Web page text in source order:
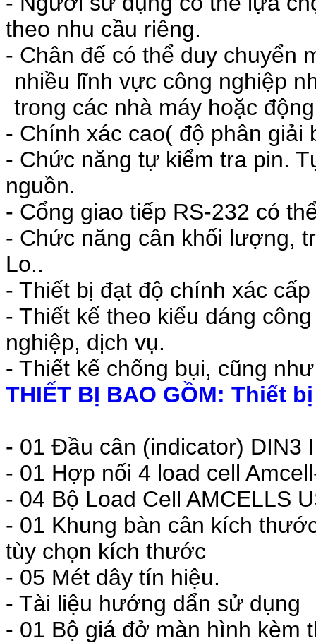
theo nhu cầu riêng.
- Chân đế có thể duy chuyển
nhiều lĩnh vực công nghiệp
trong các nhà máy hoặc
- Chính xác cao( độ phân giải
- Chức năng tự kiểm tra pin.
nguồn.
- Cổng giao tiếp RS-232 có
- Chức năng cân khối lượng,
Lo..
- Thiết bị đạt độ chính xác
- Thiết kế theo kiểu dáng
nghiệp, dịch vụ.
- Thiết kế chống bụi, cũng
THIẾT BỊ BAO GỒM: Thiết
- 01 Đầu cân (indicator) DIN3
- 01 Hợp nối 4 load cell
- 04 Bộ Load Cell AMCELLS
- 01 Khung bàn cân kích
tùy chọn kích thước
- 05 Mét dây tín hiệu.
- Tài liệu hướng dẩn sử dụng
- 01 Bộ giá đở màn hình kèm